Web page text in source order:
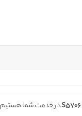
S5706در خدمت شما هستیم